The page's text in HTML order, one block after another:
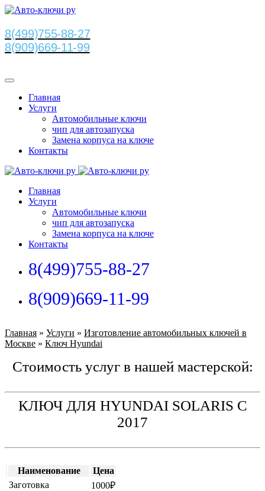
8(499)755-88-27
8(909)669-11-99
Главная
Услуги
Автомобильные ключи
чип для автозапуска
Замена корпуса на ключе
Контакты
Главная
Услуги
Автомобильные ключи
чип для автозапуска
Замена корпуса на ключе
Контакты
8(499)755-88-27
8(909)669-11-99
Главная » Услуги » Изготовление автомобильных ключей в
Москве » Ключ Hyundai
Стоимость услуг в нашей мастерской:
КЛЮЧ ДЛЯ HYUNDAI SOLARIS С
2017
Наименование
Цена
Заготовка
1000₽